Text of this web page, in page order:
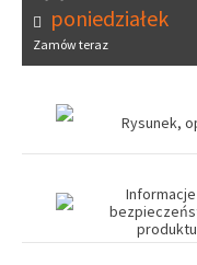
poniedziałek
Zamów teraz
Rysunek,
produktu